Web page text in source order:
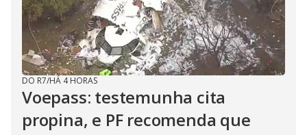
DO R7/HÁ 4 HORAS
Voepass: testemunha cita
propina, e PF recomenda que